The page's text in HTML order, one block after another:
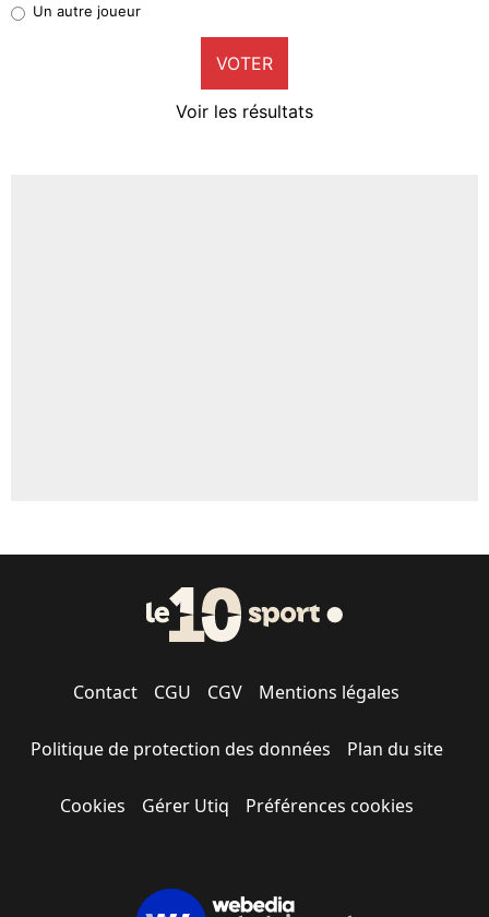
9%
Un autre joueur
VOTER
Voir les résultats
Contact CGU CGV Mentions légales
Politique de protection des données Plan du site
Cookies Gérer Utiq Préférences cookies